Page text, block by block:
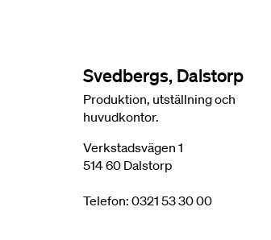
Svedbergs, Dalstorp
Produktion, utställning och
huvudkontor.
Verkstadsvägen 1
514 60 Dalstorp
Telefon: 0321 53 30 00